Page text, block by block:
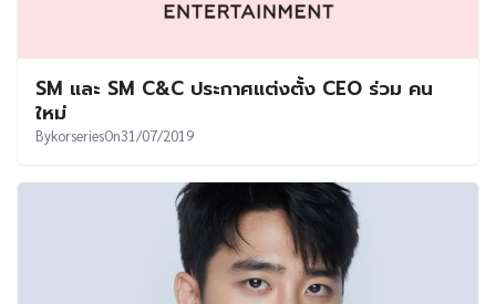
SM และ SM C&C ประกาศแต่งตั้ง CEO ร่วม คน
ใหม่
BykorseriesOn31/07/2019